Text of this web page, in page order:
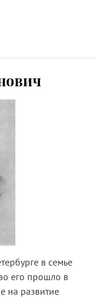
в семье
его прошло в
на развитие